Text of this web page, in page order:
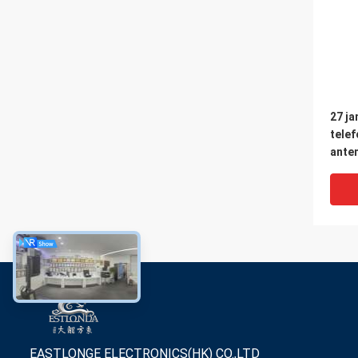
27
EASTLONGE ELECTRONICS(HK) CO.,LTD